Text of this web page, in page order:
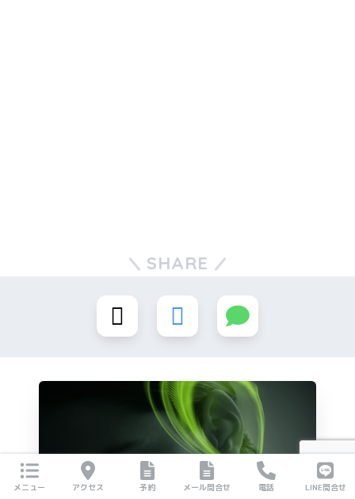
SHARE
メニュー アクセス 予約 メール問合せ 電話 LINE問合せ